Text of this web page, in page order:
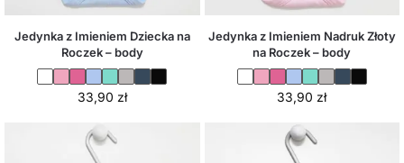
Jedynka z Imieniem Dziecka na
Roczek – body
33,90 zł
Jedynka z Imieniem Nadruk Złoty
na Roczek – body
33,90 zł